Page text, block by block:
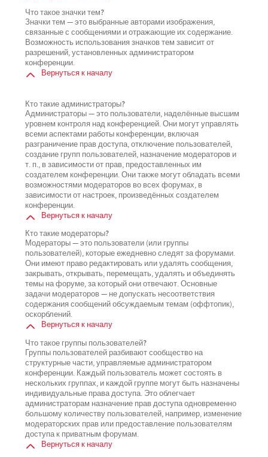
Что такое значки тем?
Значки тем — это выбранные авторами изображения,
связанные с сообщениями и отражающие их содержание.
Возможность использования значков тем зависит от
разрешений, установленных администратором
конференции.
Вернуться к началу
Кто такие администраторы?
Администраторы — это пользователи, наделённые высшим
уровнем контроля над конференцией. Они могут управлять
всеми аспектами работы конференции, включая
разграничение прав доступа, отключение пользователей,
создание групп пользователей, назначение модераторов и
т. п., в зависимости от прав, предоставленных им
создателем конференции. Они также могут обладать всеми
возможностями модераторов во всех форумах, в
зависимости от настроек, произведённых создателем
конференции.
Вернуться к началу
Кто такие модераторы?
Модераторы — это пользователи (или группы
пользователей), которые ежедневно следят за форумами.
Они имеют право редактировать или удалять сообщения,
закрывать, открывать, перемещать, удалять и объединять
темы на форуме, за который они отвечают. Основные
задачи модераторов — не допускать несоответствия
содержания сообщений обсуждаемым темам (оффтопик),
оскорблений.
Вернуться к началу
Что такое группы пользователей?
Группы пользователей разбивают сообщество на
структурные части, управляемые администратором
конференции. Каждый пользователь может состоять в
нескольких группах, и каждой группе могут быть назначены
индивидуальные права доступа. Это облегчает
администраторам назначение прав доступа одновременно
большому количеству пользователей, например, изменение
модераторских прав или предоставление пользователям
доступа к приватным форумам.
Вернуться к началу